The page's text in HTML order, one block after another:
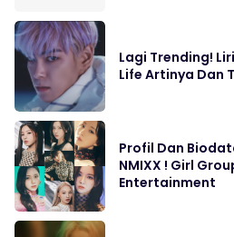
Lagi Trending!
Life Artinya Dan
Profil Dan
NMIXX ! Girl
Entertainment